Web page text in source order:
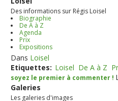
Des informations sur Régis Loisel
Biographie
De A à Z
Agenda
Prix
Expositions
Dans Loisel
Etiquettes: Loisel De A à Z
soyez le premier à commenter !
Galeries
Les galeries d'images